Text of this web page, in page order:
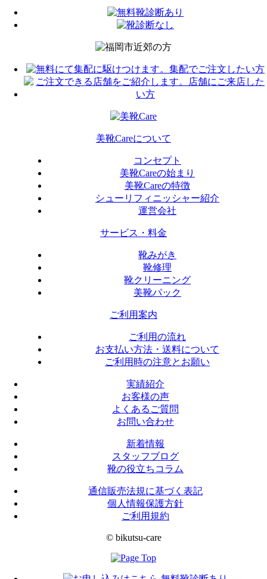
美靴Careについて
コンセプト
美靴Careの始まり
美靴Careの特徴
シューリフィニッシャー紹介
運営会社
サービス・料金
靴みがき
靴修理
靴クリーニング
美靴パック
ご利用案内
ご利用の流れ
お支払い方法・送料について
ご利用時の注意とお願い
実績紹介
お客様の声
よくあるご質問
お問い合わせ
新着情報
スタッフブログ
靴の役立ちコラム
通信販売法規に基づく表記
個人情報保護方針
ご利用規約
© bikutsu-care